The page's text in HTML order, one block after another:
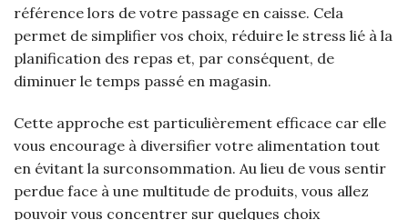
référence lors de votre passage en caisse. Cela
permet de simplifier vos choix, réduire le stress lié à la
planification des repas et, par conséquent, de
diminuer le temps passé en magasin.
Cette approche est particulièrement efficace car elle
vous encourage à diversifier votre alimentation tout
en évitant la surconsommation. Au lieu de vous sentir
perdue face à une multitude de produits, vous allez
pouvoir vous concentrer sur quelques choix